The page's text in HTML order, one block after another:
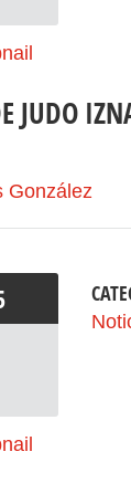
JUDO
González